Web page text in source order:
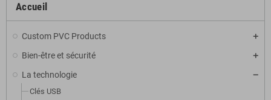
Accueil
Custom PVC Products
Bien-être et sécurité
La technologie
Clés USB